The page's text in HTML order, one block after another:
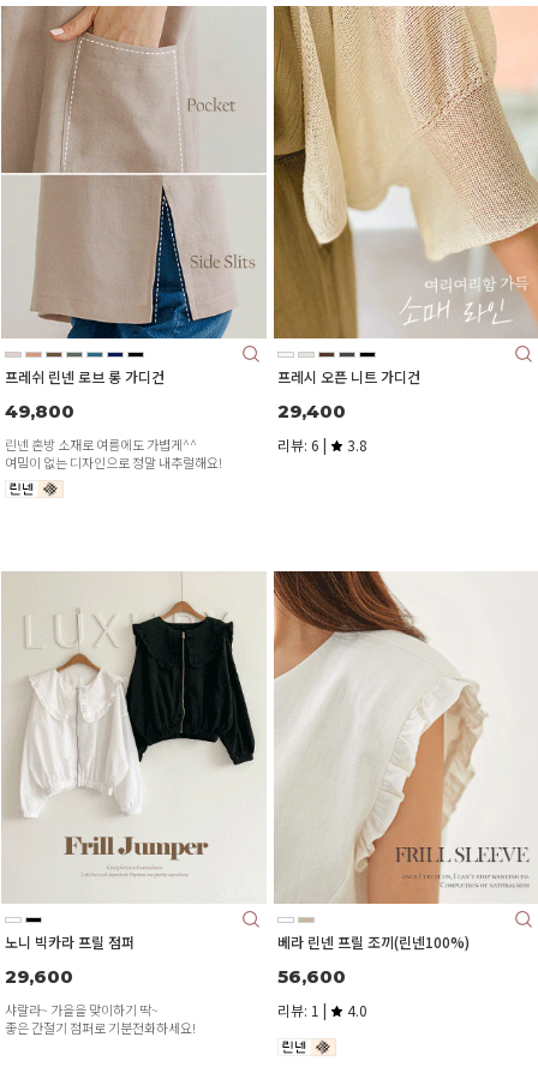
프레쉬 린넨 로브 롱 가디건
49,800
린넨 혼방 소재로 여름에도 가볍게^^
여밈이 없는 디자인으로 정말 내추럴해요!
프레시 오픈 니트 가디건
29,400
리뷰: 6 | 3.8
노니 빅카라 프릴 점퍼
29,600
샤랄라~ 가을을 맞이하기 딱~
좋은 간절기 점퍼로 기분전화하세요!
베라 린넨 프릴 조끼(린넨100%)
56,600
리뷰: 1 | 4.0